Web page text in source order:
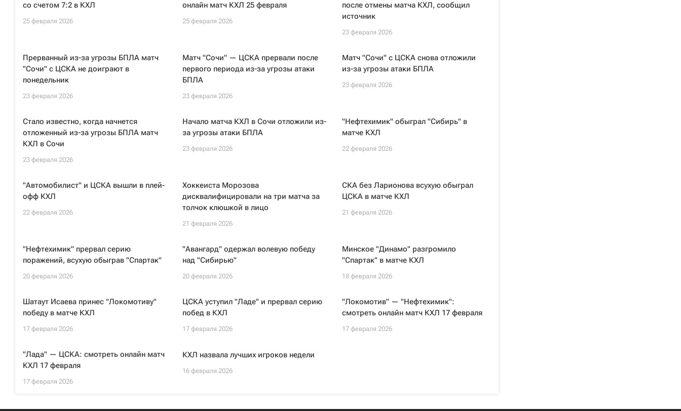
со счетом 7:2 в КХЛ
25 февраля 2026
онлайн матч КХЛ 25 февраля
25 февраля 2026
после отмены матча КХЛ, сообщил
источник
23 февраля 2026
Прерванный из-за угрозы БПЛА матч
"Сочи" с ЦСКА не доиграют в
понедельник
23 февраля 2026
Матч "Сочи" — ЦСКА прервали после
первого периода из-за угрозы атаки
БПЛА
23 февраля 2026
Матч "Сочи" с ЦСКА снова отложили
из-за угрозы атаки БПЛА
23 февраля 2026
Стало известно, когда начнется
отложенный из-за угрозы БПЛА матч
КХЛ в Сочи
23 февраля 2026
Начало матча КХЛ в Сочи отложили из-
за угрозы атаки БПЛА
23 февраля 2026
"Нефтехимик" обыграл "Сибирь" в
матче КХЛ
22 февраля 2026
"Автомобилист" и ЦСКА вышли в плей-
офф КХЛ
22 февраля 2026
Хоккеиста Морозова
дисквалифицировали на три матча за
толчок клюшкой в лицо
21 февраля 2026
СКА без Ларионова всухую обыграл
ЦСКА в матче КХЛ
21 февраля 2026
"Нефтехимик" прервал серию
поражений, всухую обыграв "Спартак"
20 февраля 2026
"Авангард" одержал волевую победу
над "Сибирью"
20 февраля 2026
Минское "Динамо" разгромило
"Спартак" в матче КХЛ
18 февраля 2026
Шатаут Исаева принес "Локомотиву"
победу в матче КХЛ
17 февраля 2026
ЦСКА уступил "Ладе" и прервал серию
побед в КХЛ
17 февраля 2026
"Локомотив" — "Нефтехимик":
смотреть онлайн матч КХЛ 17 февраля
17 февраля 2026
"Лада" — ЦСКА: смотреть онлайн матч
КХЛ 17 февраля
17 февраля 2026
КХЛ назвала лучших игроков недели
16 февраля 2026